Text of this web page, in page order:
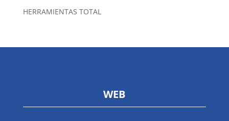
HERRAMIENTAS TOTAL
WEB